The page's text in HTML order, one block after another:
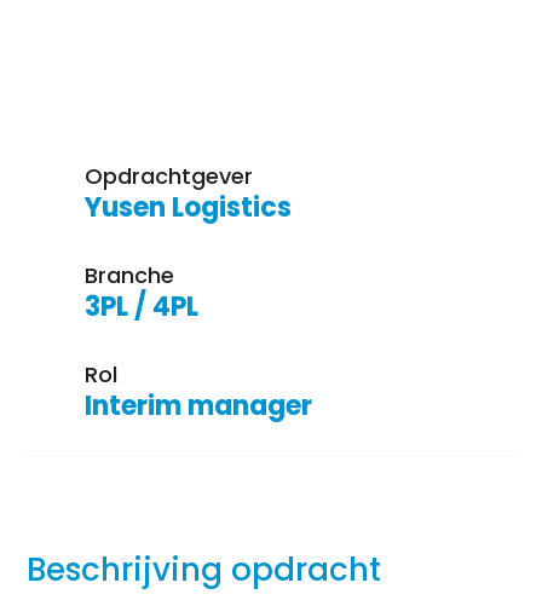
Opdrachtgever
Yusen Logistics
Branche
3PL / 4PL
Rol
Interim manager
Beschrijving opdracht